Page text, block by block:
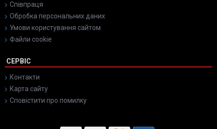
Співпраця
Обробка персональних даних
Умови користування сайтом
Файли cookie
СЕРВІС
Контакти
Карта сайту
Сповістити про помилку